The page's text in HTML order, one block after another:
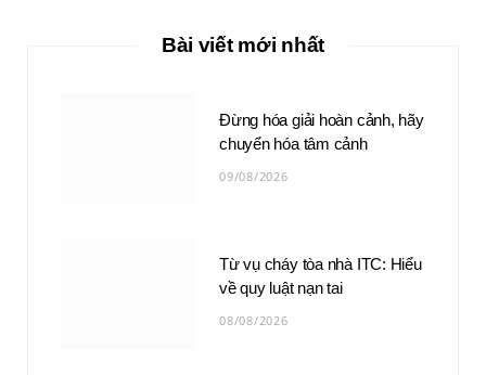
Bài viết mới nhất
Đừng hóa giải hoàn cảnh, hãy
chuyển hóa tâm cảnh
09/08/2026
Từ vụ cháy tòa nhà ITC: Hiểu
về quy luật nạn tai
08/08/2026